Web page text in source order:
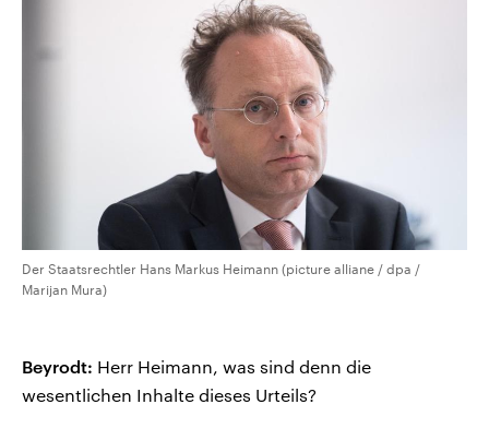
Der Staatsrechtler Hans Markus Heimann (picture alliane / dpa /
Marijan Mura)
Beyrodt: Herr Heimann, was sind denn die
wesentlichen Inhalte dieses Urteils?